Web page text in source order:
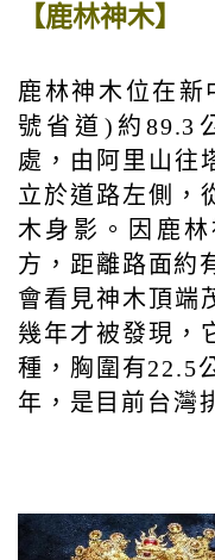
【鹿林神木】
鹿林神木位在新
號省道)約89.3
處，由阿里山往
立於道路左側，
木身影。因鹿
方，距離路面約
會看見神木頂端
幾年才被發現，
種，胸圍有22.5
年，是目前台灣